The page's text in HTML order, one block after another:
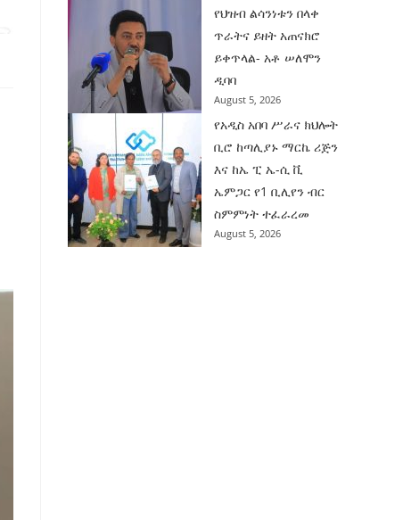
የህዝብ ልሳንነቱን በላቀ
ጥራትና ይዘት አጠናክሮ
ይቀጥላል- አቶ ሠለሞን
ዲባባ
August 5, 2026
የአዲስ አበባ ሥራና ክህሎት
ቢሮ ከጣሊያኑ ማርኬ ሪጅን
እና ከኤ ፒ ኤ-ሲ ቪ
ኤምጋር የ1 ቢሊየን ብር
ስምምነት ተፈራረመ
August 5, 2026